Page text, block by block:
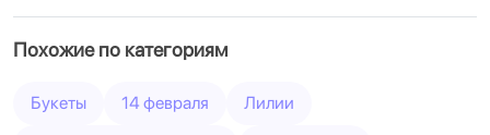
Похожие по категориям
Букеты 14 февраля Лилии